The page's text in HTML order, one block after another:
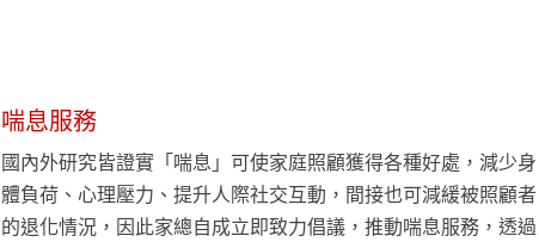
喘息服務
國內外研究皆證實「喘息」可使家庭照顧獲得各種好處，減少身
體負荷、心理壓力、提升人際社交互動，間接也可減緩被照顧者
的退化情況，因此家總自成立即致力倡議，推動喘息服務，透過